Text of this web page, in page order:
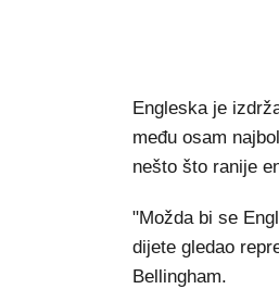
Engleska je
među osam
nešto što ranije
"Možda bi se
dijete gledao
Bellingham.